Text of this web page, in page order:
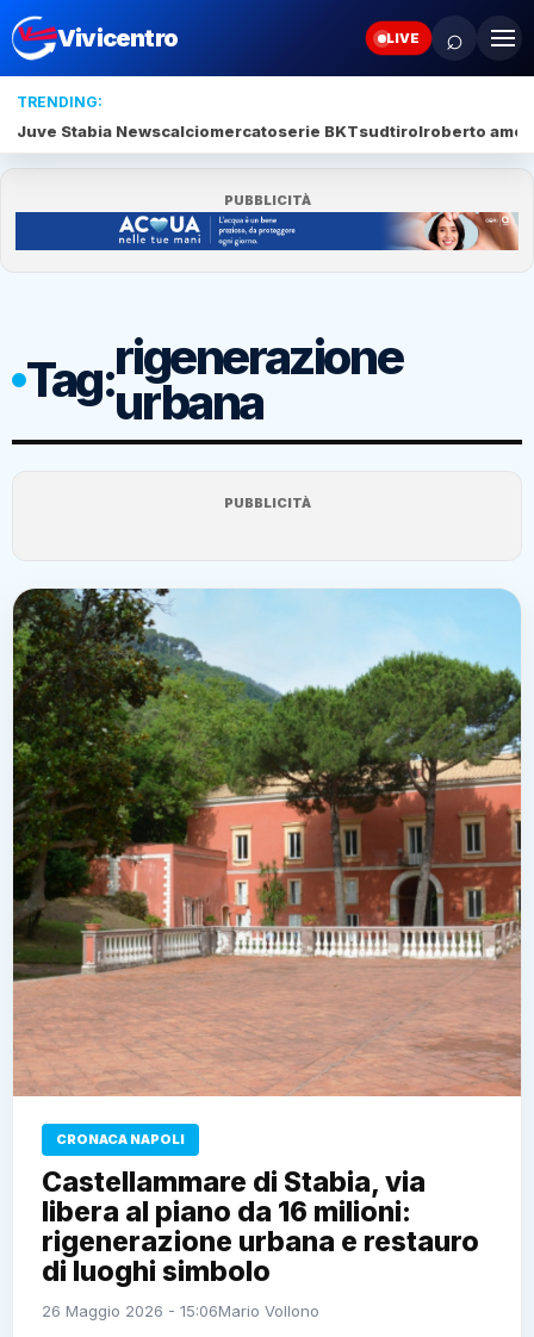
Vivicentro LIVE ⌕
TRENDING:
Juve Stabia Newscalciomercatoserie BKTsudtirolroberto
PUBBLICITÀ
Tag:rigenerazione
urbana
PUBBLICITÀ
CRONACA NAPOLI
Castellammare di Stabia, via
libera al piano da 16 milioni:
rigenerazione urbana e restauro
di luoghi simbolo
26 Maggio 2026 - 15:06Mario Vollono